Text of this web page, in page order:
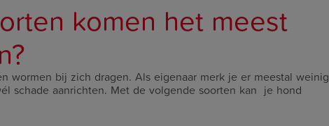
komen het meest
wormen bij zich dragen. Als eigenaar merk je er meestal weinig
schade aanrichten. Met de volgende soorten kan je hond